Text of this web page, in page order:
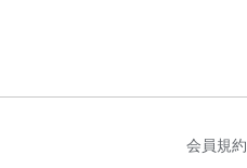
会員規約